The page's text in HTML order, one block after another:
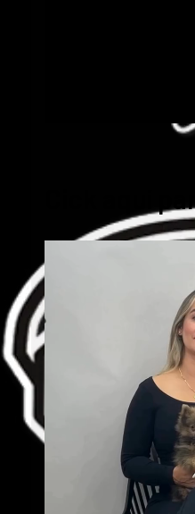
Cick aquí